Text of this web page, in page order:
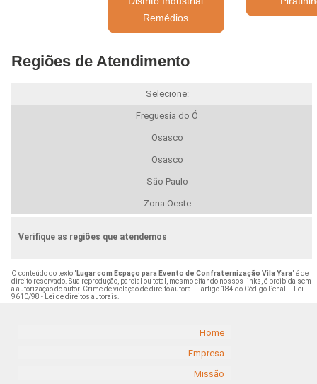
Remédios
Regiões de Atendimento
Selecione:
Freguesia do Ó
Osasco
Osasco
São Paulo
Zona Oeste
Verifique as regiões que atendemos
O conteúdo do texto "Lugar com Espaço para Evento de Confraternização Vila Yara" é de
direito reservado. Sua reprodução, parcial ou total, mesmo citando nossos links, é proibida sem
a autorização do autor. Crime de violação de direito autoral – artigo 184 do Código Penal –
Lei
9610/98 - Lei de direitos autorais
Home
Empresa
Missão